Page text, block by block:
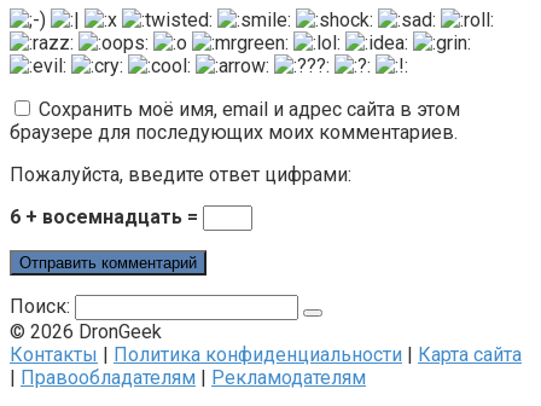
Сохранить моё имя, email и адрес сайта в этом
браузере для последующих моих комментариев.
Пожалуйста, введите ответ цифрами:
6 + восемнадцать =
Поиск:
© 2026 DronGeek
Контакты | Политика конфиденциальности | Карта сайта
| Правообладателям | Рекламодателям